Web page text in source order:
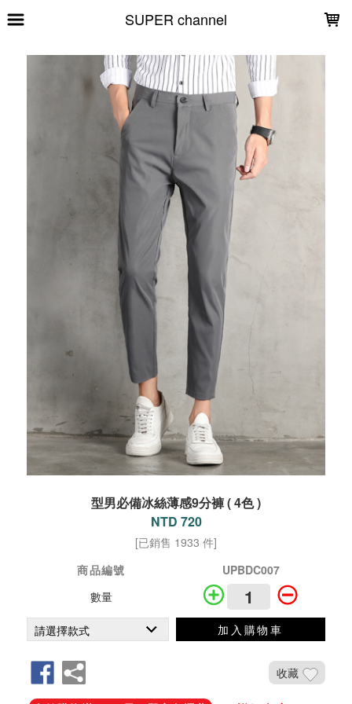
SUPER channel
型男必備冰絲薄感9分褲 ( 4色 )
NTD 720
[已銷售 1933 件]
商品編號
UPBDC007
數量
加入購物車
收藏